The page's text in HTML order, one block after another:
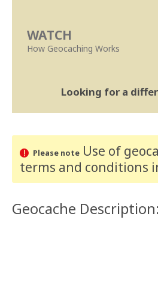
WATCH
How Geocaching Works
Looking for a
Please noteUse of
terms and conditions
Geocache Description: